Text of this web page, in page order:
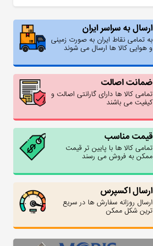
ارسال به سراسر ایران
به تمامی نقاط ایران به صورت زمینی
و هوایی کالا ها ارسال می شوند
ضمانت اصالت
تمامی کالا ها دارای گارانتی اصالت و
کیفیت می باشند
قیمت مناسب
تمامی کالا ها با پایین تر قیمت
ممکن به فروش می رسند
ارسال اکسپرس
ارسال روزانه سفارش ها در سریع
ترین شکل ممکن